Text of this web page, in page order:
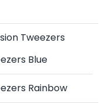
Tweezers
Blue
Rainbow